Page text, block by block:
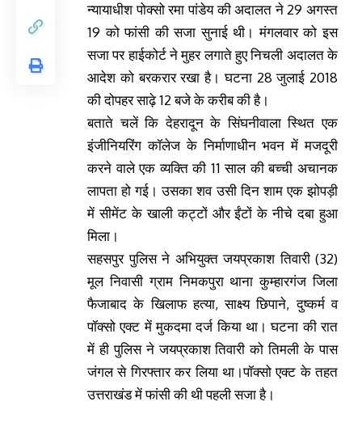
न्यायाधीश पोक्सो रमा पांडेय की अदालत ने 29 अगस्त
19 को फांसी की सजा सुनाई थी। मंगलवार को इस
सजा पर हाईकोर्ट ने मुहर लगाते हुए निचली अदालत के
आदेश को बरकरार रखा है। घटना 28 जुलाई 2018
की दोपहर साढ़े 12 बजे के करीब की है।
बताते चलें कि देहरादून के सिंघनीवाला स्थित एक
इंजीनियरिंग कॉलेज के निर्माणाधीन भवन में मजदूरी
करने वाले एक व्यक्ति की 11 साल की बच्ची अचानक
लापता हो गई। उसका शव उसी दिन शाम एक झोपड़ी
में सीमेंट के खाली कट्टों और ईंटों के नीचे दबा हुआ
मिला।
सहसपुर पुलिस ने अभियुक्त जयप्रकाश तिवारी (32)
मूल निवासी ग्राम निमकपुरा थाना कुम्हारगंज जिला
फैजाबाद के खिलाफ हत्या, साक्ष्य छिपाने, दुष्कर्म व
पॉक्सो एक्ट में मुकदमा दर्ज किया था। घटना की रात
में ही पुलिस ने जयप्रकाश तिवारी को तिमली के पास
जंगल से गिरफ्तार कर लिया था।पॉक्सो एक्ट के तहत
उत्तराखंड में फांसी की थी पहली सजा है।